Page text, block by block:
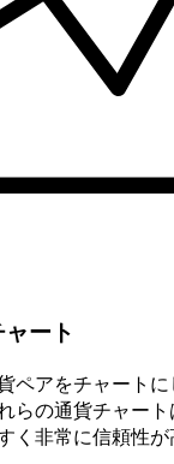
ート
ペアをチャート
らの通貨チャー
く非常に信頼性が